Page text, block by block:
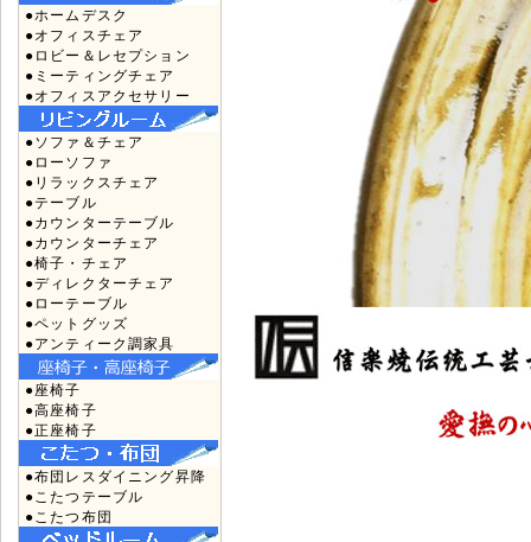
●ホームデスク
●オフィスチェア
●ロビー＆レセプション
●ミーティングチェア
●オフィスアクセサリー
●ソファ＆チェア
●ローソファ
●リラックスチェア
●テーブル
●カウンターテーブル
●カウンターチェア
●椅子・チェア
●ディレクターチェア
●ローテーブル
●ペットグッズ
●アンティーク調家具
●座椅子
●高座椅子
●正座椅子
●布団レスダイニング昇降
●こたつテーブル
●こたつ布団